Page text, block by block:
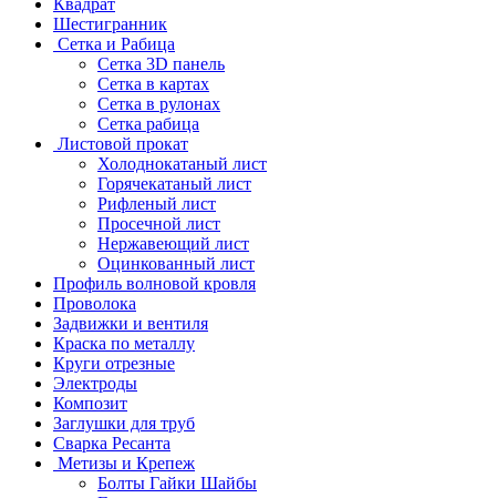
Квадрат
Шестигранник
Сетка и Рабица
Сетка 3D панель
Сетка в картах
Сетка в рулонах
Сетка рабица
Листовой прокат
Холоднокатаный лист
Горячекатаный лист
Рифленый лист
Просечной лист
Нержавеющий лист
Оцинкованный лист
Профиль волновой кровля
Проволока
Задвижки и вентиля
Краска по металлу
Круги отрезные
Электроды
Композит
Заглушки для труб
Сварка Ресанта
Метизы и Крепеж
Болты Гайки Шайбы